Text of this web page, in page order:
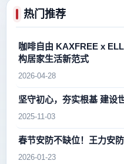
热门推荐
咖啡自由 KAXFREE x
构居家生活新范式
2026-04-28
坚守初
2025-11-03
春节安防不缺位！王力安
2026-01-23